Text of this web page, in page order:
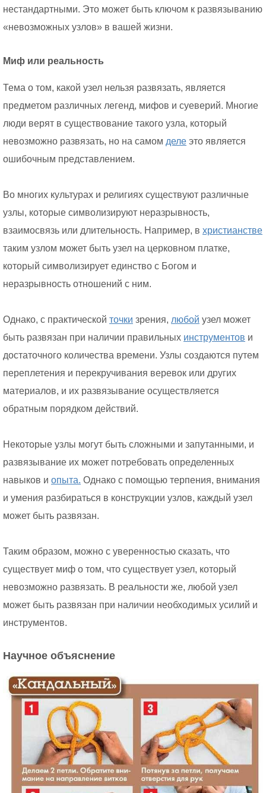
нестандартными. Это может быть ключом к развязыванию
«невозможных узлов» в вашей жизни.
Миф или реальность
Тема о том, какой узел нельзя развязать, является
предметом различных легенд, мифов и суеверий. Многие
люди верят в существование такого узла, который
невозможно развязать, но на самом деле это является
ошибочным представлением.
Во многих культурах и религиях существуют различные
узлы, которые символизируют неразрывность,
взаимосвязь или длительность. Например, в христианстве
таким узлом может быть узел на церковном платке,
который символизирует единство с Богом и
неразрывность отношений с ним.
Однако, с практической точки зрения, любой узел может
быть развязан при наличии правильных инструментов и
достаточного количества времени. Узлы создаются путем
переплетения и перекручивания веревок или других
материалов, и их развязывание осуществляется
обратным порядком действий.
Некоторые узлы могут быть сложными и запутанными, и
развязывание их может потребовать определенных
навыков и опыта. Однако с помощью терпения, внимания
и умения разбираться в конструкции узлов, каждый узел
может быть развязан.
Таким образом, можно с уверенностью сказать, что
существует миф о том, что существует узел, который
невозможно развязать. В реальности же, любой узел
может быть развязан при наличии необходимых усилий и
инструментов.
Научное объяснение